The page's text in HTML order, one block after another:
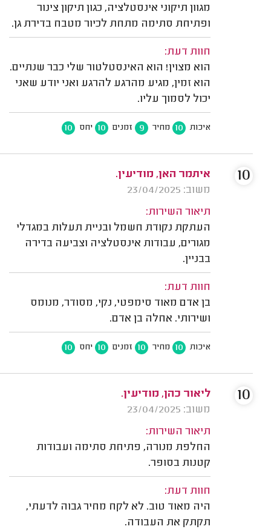
מגוון תיקוני אינסטלציה, כגון תיקון צינור
ופתיחת סתימה מתחת לכיור מטבח בדירת גן.
חוות דעת:
הוא מצוין! הוא האינסטלטור שלי כבר שנתיים.
הוא זמין, מגיע מהרגע להרגע ואני יודע שאני
יכול לסמוך עליו.
איכות 10 מחיר 9 זמנים 10 יחס 10
איתמר האן, מודיעין.
משוב: 23/04/2025
תיאור השירות:
העתקת נקודת חשמל ובניית תעלות במגדלי
מגורים, עבודות אינסטלציה וצביעה בדירה
בבניין.
חוות דעת:
בן אדם מאוד סימפטי, נקי, מסודר, מנומס
ושירותי. אחלה בן אדם.
איכות 10 מחיר 10 זמנים 10 יחס 10
10
ליאור כהן, מודיעין.
משוב: 23/04/2025
תיאור השירות:
החלפת מנורה, פתיחת סתימה ועבודות
קטנות בסופר.
חוות דעת:
היה מאוד טוב. לא לקח מחיר גבוה לדעתי,
תקתק את העבודה.
10